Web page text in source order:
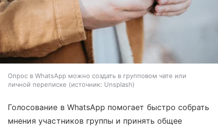
Опрос в WhatsApp можно создать в групповом чате или
личной переписке
источник: Unsplash
Голосование в WhatsApp помогает быстро собрать
мнения участников группы и принять общее